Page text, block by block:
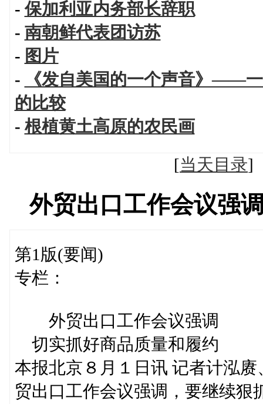
-保加利亚内务部长辞职
- 南朝鲜代表团访苏
- 图片
-
《发自美国的一个声音》——
的比较
- 根植黄土高原的农民画
[当天目录
外贸出口工作会议强
第1版(要闻)
专栏：
外贸出口工作会议强调
切实抓好商品质量和履约
本报北京８月１日讯 记者计泓
贸出口工作会议强调，要继续狠